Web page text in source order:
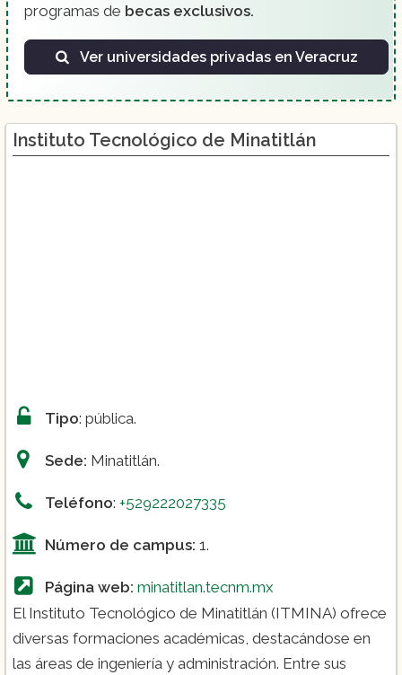
Administración
programas de becas exclusivos.
Ver universidades privadas en Veracruz
Instituto Tecnológico de Minatitlán
Tipo: pública.
Sede: Minatitlán.
Teléfono: +529222027335
Número de campus: 1.
Página web: minatitlan.tecnm.mx
El Instituto Tecnológico de Minatitlán (ITMINA) ofrece
diversas formaciones académicas, destacándose en
las áreas de ingeniería y administración. Entre sus